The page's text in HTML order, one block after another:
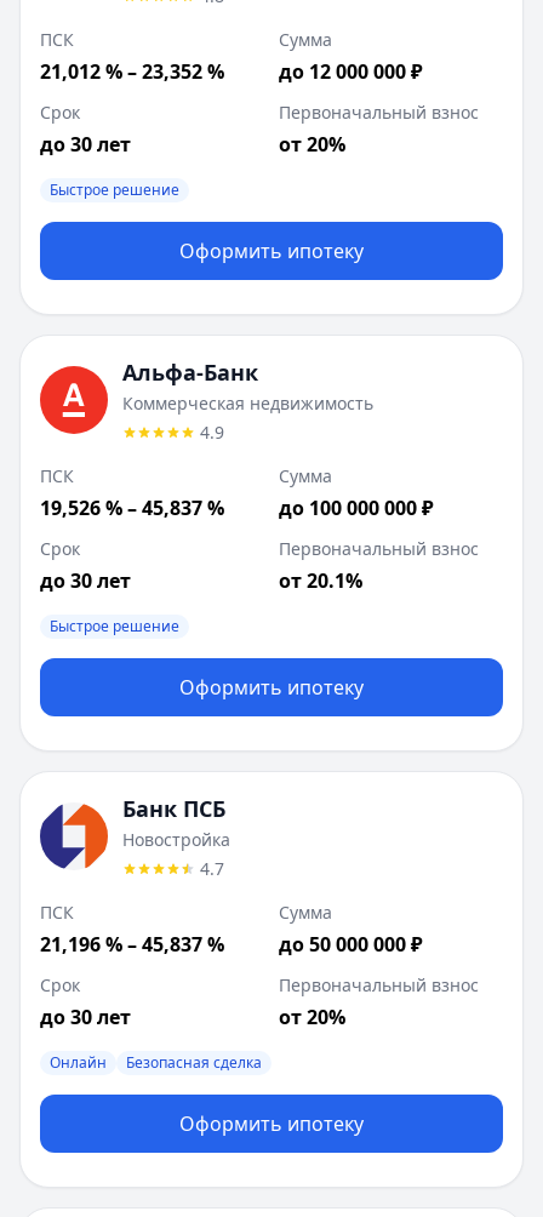
ПСК
21,012 % – 23,352 %
Сумма
до 12 000 000 ₽
Срок
до 30 лет
Первоначальный взнос
от 20%
Быстрое решение
Оформить ипотеку
Альфа-Банк
Коммерческая недвижимость
4.9
ПСК
19,526 % – 45,837 %
Сумма
до 100 000 000 ₽
Срок
до 30 лет
Первоначальный взнос
от 20.1%
Быстрое решение
Оформить ипотеку
Банк ПСБ
Новостройка
4.7
ПСК
21,196 % – 45,837 %
Сумма
до 50 000 000 ₽
Срок
до 30 лет
Первоначальный взнос
от 20%
Онлайн Безопасная сделка
Оформить ипотеку